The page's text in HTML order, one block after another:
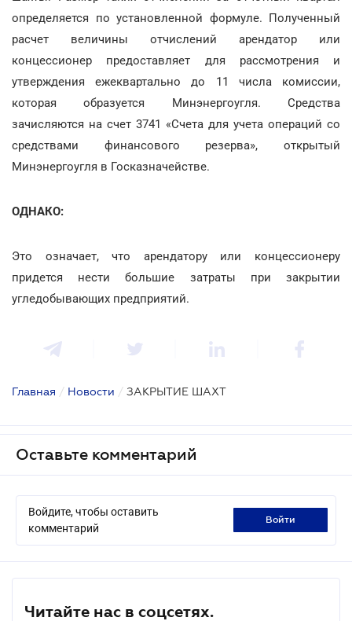
определяется по установленной формуле. Полученный
расчет величины отчислений арендатор или
концессионер предоставляет для рассмотрения и
утверждения ежеквартально до 11 числа комиссии,
которая образуется Минэнергоугля. Средства
зачисляются на счет 3741 «Счета для учета операций со
средствами финансового резерва», открытый
Минэнергоугля в Госказначействе.
ОДНАКО:
Это означает, что арендатору или концессионеру
придется нести большие затраты при закрытии
угледобывающих предприятий.
Главная / Новости / ЗАКРЫТИЕ ШАХТ
Оставьте комментарий
Войдите, чтобы оставить
комментарий
войти
Читайте нас в соцсетях.